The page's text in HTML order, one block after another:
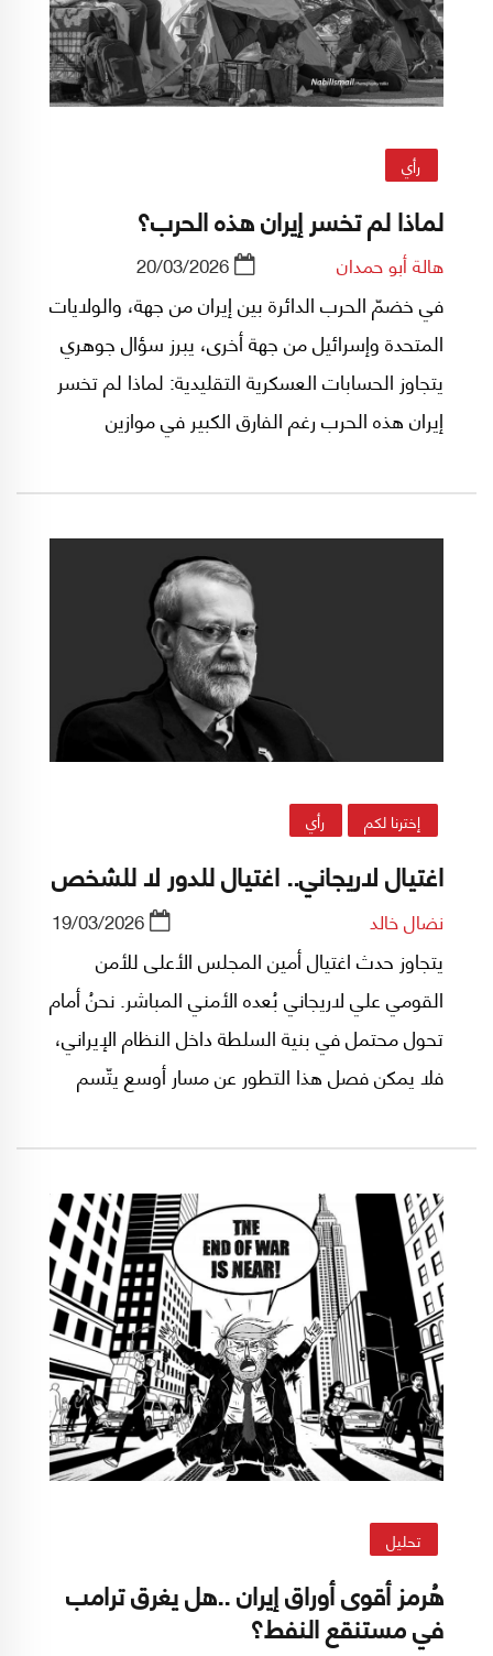
رأي
لماذا لم تخسر إيران هذه الحرب؟
هالة أبو حمدان 20/03/2026
في خضمّ الحرب الدائرة بين إيران من جهة، والولايات
المتحدة وإسرائيل من جهة أخرى، يبرز سؤال جوهري
يتجاوز الحسابات العسكرية التقليدية: لماذا لم تخسر
إيران هذه الحرب رغم الفارق الكبير في موازين
التكنولوجي أو القوة النارية وحدها، بل تتداخل فيها
عوامل أكثر تعقيداً تتعلق بالإرادة السياسية، والقدرة
على إدارة الصراع، واستثمار الزمن، والتعامل مع
إخترنا لكم رأي
اغتيال لاريجاني.. اغتيال للدور لا للشخص
نضال خالد 19/03/2026
يتجاوز حدث اغتيال أمين المجلس الأعلى للأمن
القومي علي لاريجاني بُعده الأمني المباشر. نحنُ أمام
تحول محتمل في بنية السلطة داخل النظام الإيراني،
فلا يمكن فصل هذا التطور عن مسار أوسع يتّسم
يتراجع حضور الوجوه السياسية ذات الطابع
البراغماتي، في مقابل تنامي دور المؤسسات
الأمنية، ولا سيما الحرس الثوري. يعكس ذلك
احتمال انتقال تدريجي نحو نموذج أكثر مركزية وتشدّدًا
في صنع القرار.
تحليل
هُرمز أقوى أوراق إيران ..هل يغرق ترامب
في مستنقع النفط؟